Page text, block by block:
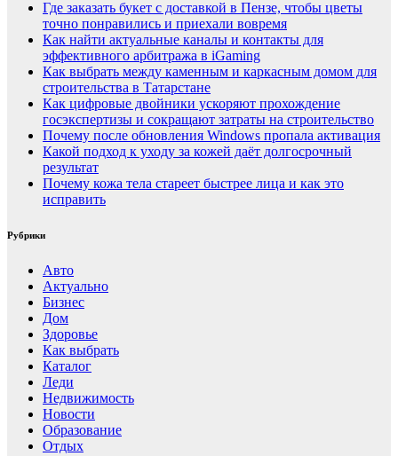
Где заказать букет с доставкой в Пензе, чтобы цветы
точно понравились и приехали вовремя
Как найти актуальные каналы и контакты для
эффективного арбитража в iGaming
Как выбрать между каменным и каркасным домом для
строительства в Татарстане
Как цифровые двойники ускоряют прохождение
госэкспертизы и сокращают затраты на строительство
Почему после обновления Windows пропала активация
Какой подход к уходу за кожей даёт долгосрочный
результат
Почему кожа тела стареет быстрее лица и как это
исправить
Рубрики
Авто
Актуально
Бизнес
Дом
Здоровье
Как выбрать
Каталог
Леди
Недвижимость
Новости
Образование
Отдых